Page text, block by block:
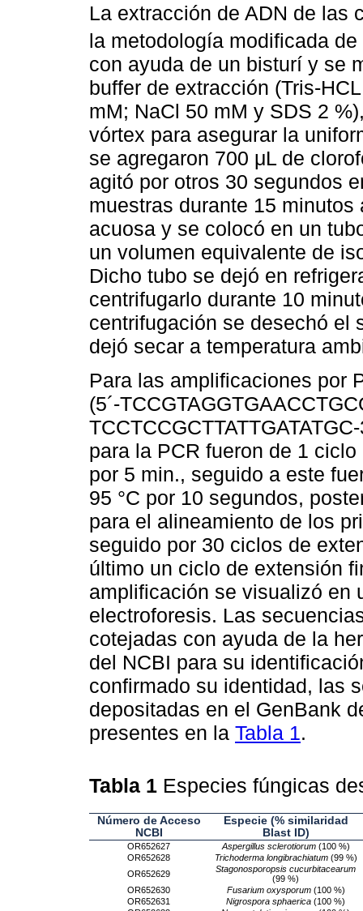
La extracción de ADN de las
la metodología modificada de
con ayuda de un bisturí y se
buffer de extracción (Tris-
mM; NaCl 50 mM y SDS 2
vórtex para asegurar la
se agregaron 700 μL de
agitó por otros 30 segundos
muestras durante 15
acuosa y se colocó en un
un volumen equivalente de
Dicho tubo se dejó en
centrifugarlo durante 10
centrifugación se desechó el
dejó secar a temperatura
Para las amplificaciones por
(5´-
para la PCR fueron de 1
por 5 min., seguido a este
95 °C por 10 segundos,
para el alineamiento de los
seguido por 30 ciclos de
último un ciclo de extensión
amplificación se visualizó en
electroforesis. Las
cotejadas con ayuda de la
del NCBI para su
confirmado su identidad, las
depositadas en el GenBank
presentes en la Tabla 1.
Tabla 1 Especies fúngicas
Número de Acceso
NCBI
Especie (% similaridad
Blast ID)
OR652627 Aspergillus sclerotiorum(100 %)
OR652628
Trichoderma longibrachiatum(99 %)
OR652629
Stagonosporopsis cucurbitacearum
(99 %)
OR652630
Fusarium oxysporum(100 %)
OR652631
Nigrospora sphaerica (100 %)